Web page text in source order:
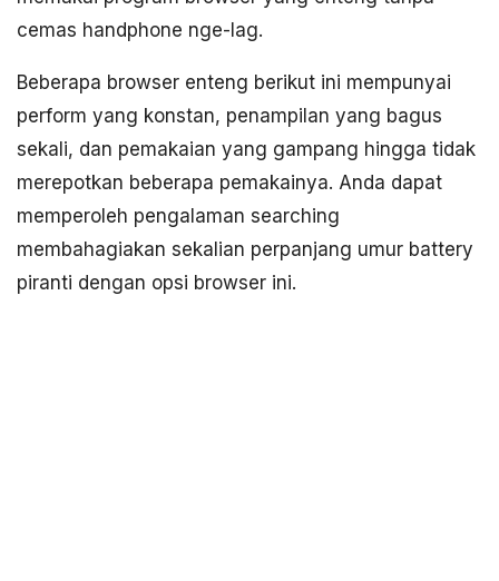
cemas handphone nge-lag.
Beberapa browser enteng berikut ini mempunyai
perform yang konstan, penampilan yang bagus
sekali, dan pemakaian yang gampang hingga tidak
merepotkan beberapa pemakainya. Anda dapat
memperoleh pengalaman searching
membahagiakan sekalian perpanjang umur battery
piranti dengan opsi browser ini.